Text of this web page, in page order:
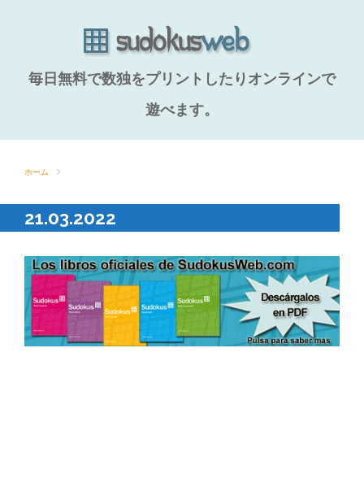
毎日無料で数独をプリントしたりオンラインで
遊べます。
ホーム
21.03.2022